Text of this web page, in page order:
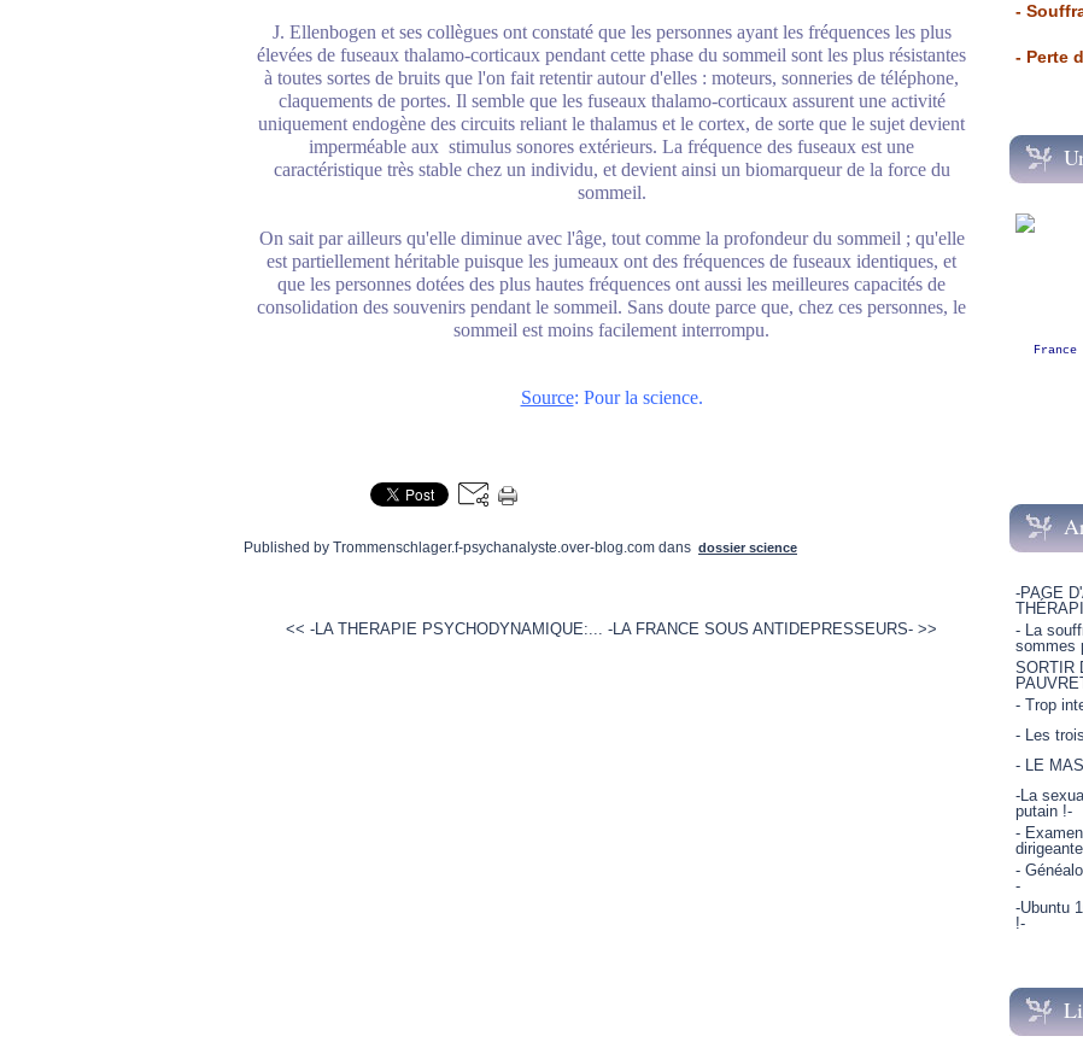
J. Ellenbogen et ses collègues ont constaté que les personnes ayant les fréquences les plus
élevées de fuseaux thalamo-corticaux pendant cette phase du sommeil sont les plus résistantes
à toutes sortes de bruits que l'on fait retentir autour d'elles : moteurs, sonneries de téléphone,
claquements de portes. Il semble que les fuseaux thalamo-corticaux assurent une activité
uniquement endogène des circuits reliant le thalamus et le cortex, de sorte que le sujet devient
imperméable aux stimulus sonores extérieurs. La fréquence des fuseaux est une
caractéristique très stable chez un individu, et devient ainsi un biomarqueur de la force du
sommeil.
On sait par ailleurs qu'elle diminue avec l'âge, tout comme la profondeur du sommeil ; qu'elle
est partiellement héritable puisque les jumeaux ont des fréquences de fuseaux identiques, et
que les personnes dotées des plus hautes fréquences ont aussi les meilleures capacités de
consolidation des souvenirs pendant le sommeil. Sans doute parce que, chez ces personnes, le
sommeil est moins facilement interrompu.
Source: Pour la science.
Published by Trommenschlager.f-psychanalyste.over-blog.com dans dossier science
<< -LA THERAPIE PSYCHODYNAMIQUE:... -LA FRANCE SOUS ANTIDEPRESSEURS- >>
-
- Perte
-PAGE
- La
sommes
SORTIR
- Trop
- Les
- LE
-La
putain !-
-
-
-
-Ubuntu
!-